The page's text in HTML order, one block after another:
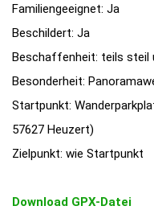
Familiengeeignet: Ja
Beschildert: Ja
Beschaffenheit: teils steil
Besonderheit:
Startpunkt:
57627 Heuzert)
Zielpunkt: wie Startpunkt
Download GPX-Datei